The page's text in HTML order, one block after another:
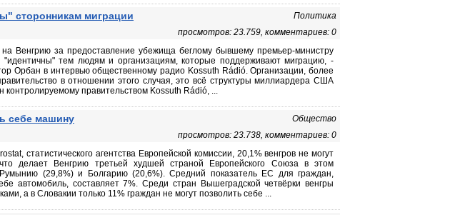
сторонникам миграции
Политика
просмотров: 23.759, комментариев: 0
Венгрию за предоставление убежища беглому бывшему премьер-министру
"идентичны" тем людям и организациям, которые поддерживают миграцию, -
Орбан в интервью общественному радио Kossuth Rádió. Организации, более
в отношении этого случая, это всё структуры миллиардера США
правительством Kossuth Rádió, ...
себе машину
Общество
просмотров: 23.738, комментариев: 0
статистического агентства Европейской комиссии, 20,1% венгров не могут
делает Венгрию третьей худшей страной Европейского Союза в этом
(29,8%) и Болгарию (20,6%). Средний показатель ЕС для граждан,
автомобиль, составляет 7%. Среди стран Вышеградской четвёрки венгры
а в Словакии только 11% граждан не могут позволить себе ...